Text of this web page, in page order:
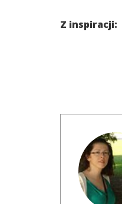
Z inspiracji: